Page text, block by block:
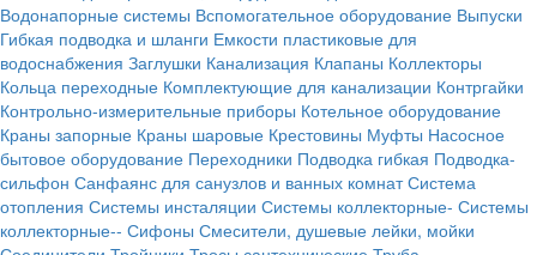
Водонапорные системы Вспомогательное оборудование Выпуски
Гибкая подводка и шланги Емкости пластиковые для
водоснабжения Заглушки Канализация Клапаны Коллекторы
Кольца переходные Комплектующие для канализации Контргайки
Контрольно-измерительные приборы Котельное оборудование
Краны запорные Краны шаровые Крестовины Муфты Насосное
бытовое оборудование Переходники Подводка гибкая Подводка-
сильфон Санфаянс для санузлов и ванных комнат Система
отопления Системы инсталяции Системы коллекторные- Системы
коллекторные-- Сифоны Смесители, душевые лейки, мойки